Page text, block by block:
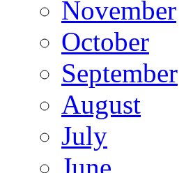
November
October
September
August
July